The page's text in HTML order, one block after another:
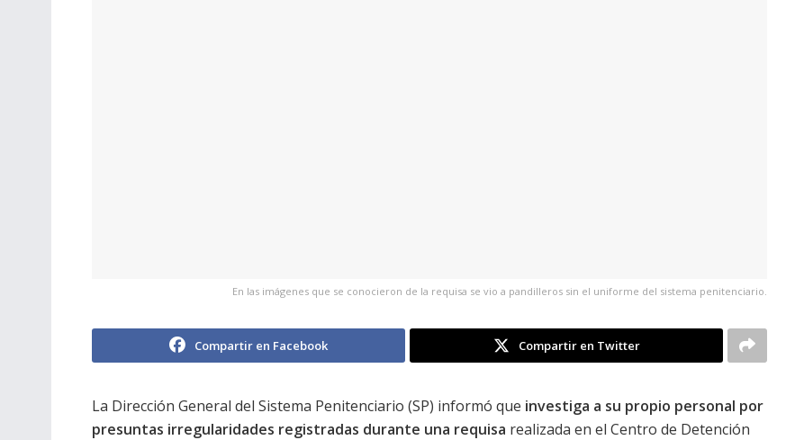
En las imágenes que se conocieron de la requisa se vio a pandilleros sin el uniforme del sistema penitenciario.
Compartir en Facebook Compartir en Twitter
La Dirección General del Sistema Penitenciario (SP) informó que investiga a su propio personal por
presuntas irregularidades registradas durante una requisa realizada en el Centro de Detención